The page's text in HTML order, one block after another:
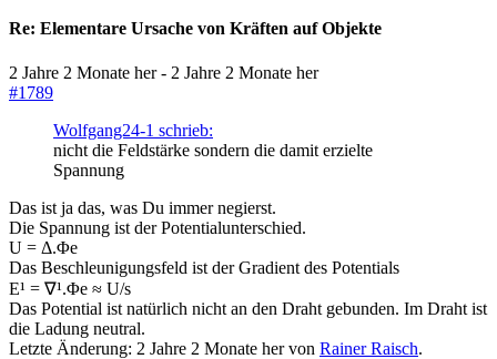
Re: Elementare Ursache von Kräften auf Objekte
2 Jahre 2 Monate her- 2 Jahre 2 Monate her
#1789
Wolfgang24-1 schrieb:
nicht die Feldstärke sondern die damit erzielte
Spannung
Das ist ja das, was Du immer negierst.
Die Spannung ist der Potentialunterschied.
U = Δ.Φe
Das Beschleunigungsfeld ist der Gradient des Potentials
E¹ = ∇¹.Φe ≈ U/s
Das Potential ist natürlich nicht an den Draht gebunden. Im Draht ist
die Ladung neutral.
Letzte Änderung: 2 Jahre 2 Monate her von Rainer Raisch.